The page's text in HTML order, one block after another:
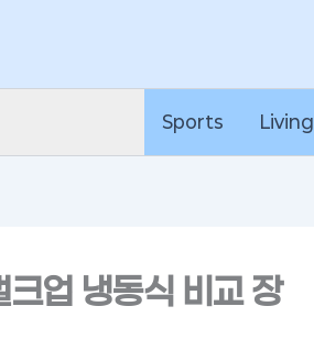
Sports Living
업 냉동식 비교 장